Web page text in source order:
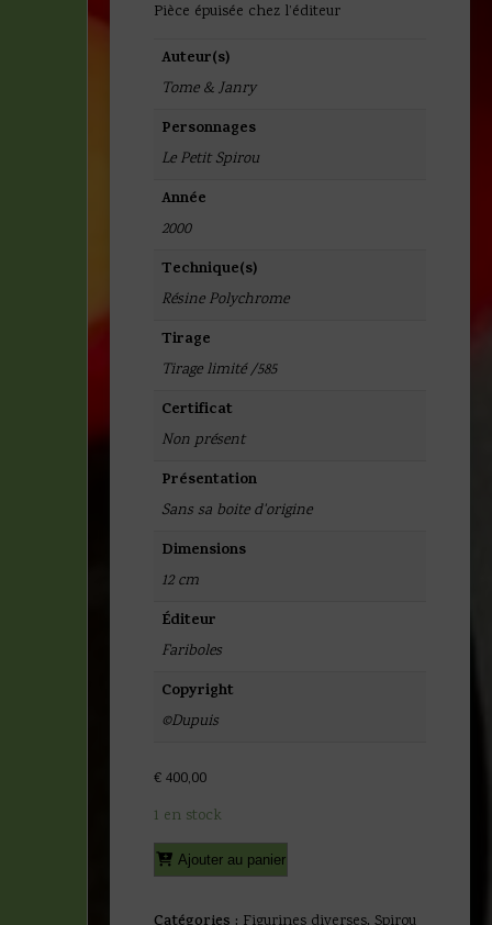
Pièce épuisée chez l’éditeur
Auteur(s)
Tome & Janry
Personnages
Le Petit Spirou
Année
2000
Technique(s)
Résine Polychrome
Tirage
Tirage limité /585
Certificat
Non présent
Présentation
Sans sa boite d'origine
Dimensions
12 cm
Éditeur
Fariboles
Copyright
©Dupuis
€ 400,00
1 en stock
quantité
de
&
Ajouter au panier